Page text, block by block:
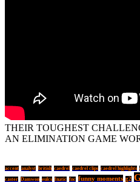
THEIR TOUGHEST
AN ELIMINATION GAME
accent analyst british caedrel caedrel clips caedrel highlights
caster Damwon eulcs fnatic fnc funny moments g2